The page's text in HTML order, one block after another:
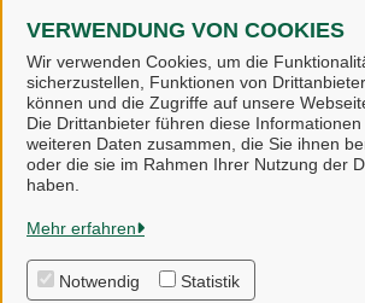
VERWENDUNG VON COOKIES
Wir verwenden Cookies, um die
sicherzustellen, Funktionen von
können und die Zugriffe auf unsere
Die Drittanbieter führen diese
weiteren Daten zusammen, die Sie ihnen
oder die sie im Rahmen Ihrer Nutzung der
haben.
Mehr erfahren
Notwendig Statistik
Weitere Informationen zur BundID
FAQ-Seite des Bundes.
Gemeinde Bispingen
Alle Rechte vorbehalten